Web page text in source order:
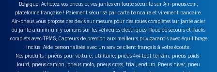
Belgique. Achetez vos pneus et vos jantes en toute sécurité sur Air-pneus.com,
plateforme française ! Paiement sécurisé par carte bancaire et virement bancaire.
Air-pneus vous propose des devis sur mesure pour des roues complètes sur jante acier
ou jante aluminium y compris sur les véhicules électriques. Roue de secours et Packs
complets avec TPMS, Capteurs de pression aux meilleurs prix garantis avec équilibrage
inclus. Aide personnalisée avec un service client français à votre écoute.
Nos produits : pneus pour voiture, utilitaire, pneus 4x4 tout terrain, pneus poids-
lourd, pneus camion, pneus moto, pneus cross, trial, enduro. Pneus hiver, pneu